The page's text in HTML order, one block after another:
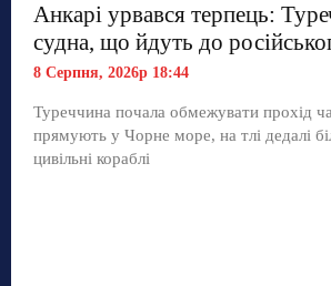
Анкарі урвався терпець:
судна, що йдуть до
8 Серпня, 2026р 18:44
Туреччина почала обмежувати прохід
прямують у Чорне море, на тлі дедалі
цивільні кораблі